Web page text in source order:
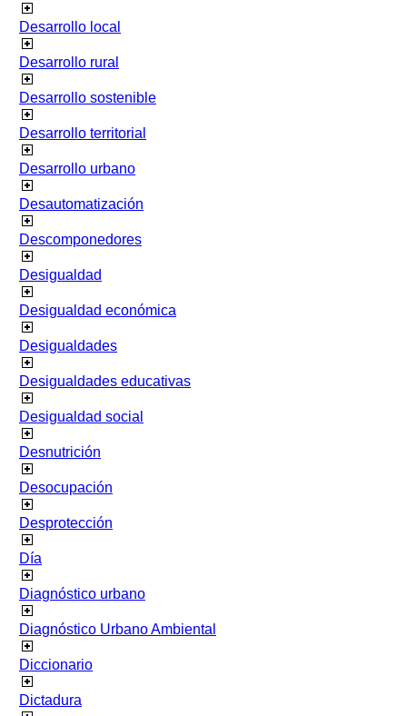
Desarrollo local
Desarrollo rural
Desarrollo sostenible
Desarrollo territorial
Desarrollo urbano
Desautomatización
Descomponedores
Desigualdad
Desigualdad económica
Desigualdades
Desigualdades educativas
Desigualdad social
Desnutrición
Desocupación
Desprotección
Día
Diagnóstico urbano
Diagnóstico Urbano Ambiental
Diccionario
Dictadura